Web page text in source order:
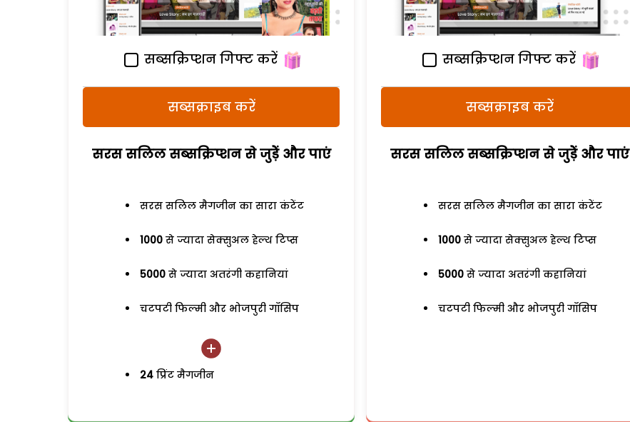
सब्सक्रिप्शन गिफ्ट करें
सब्सक्राइब करें
सरस सलिल सब्सक्रिप्शन से जुड़ेें और पाएं
सरस सलिल मैगजीन का सारा कंटेंट
1000 से ज्यादा सेक्सुअल हेल्थ टिप्स
5000 से ज्यादा अतरंगी कहानियां
चटपटी फिल्मी और भोजपुरी गॉसिप
24 प्रिंट मैगजीन
सब्सक्रिप्शन गिफ्ट करें
सब्सक्राइब करें
सरस सलिल सब्सक्रिप्शन से जुड़ेें और पाएं
सरस सलिल मैगजीन का सारा कंटेंट
1000 से ज्यादा सेक्सुअल हेल्थ टिप्स
5000 से ज्यादा अतरंगी कहानियां
चटपटी फिल्मी और भोजपुरी गॉसिप